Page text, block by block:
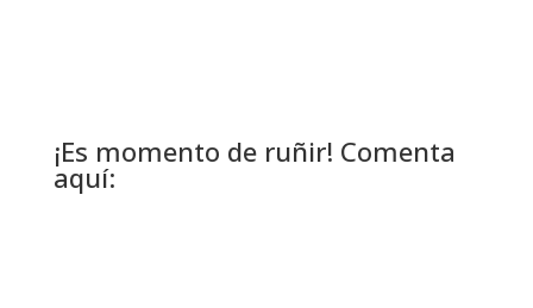
¡Es momento de ruñir! Comenta
aquí: